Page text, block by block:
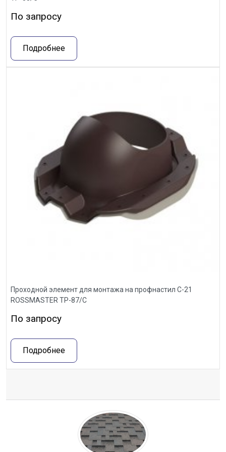
По запросу
Подробнее
Проходной элемент для монтажа на профнастил С-21
ROSSMASTER ТР-87/С
По запросу
Подробнее